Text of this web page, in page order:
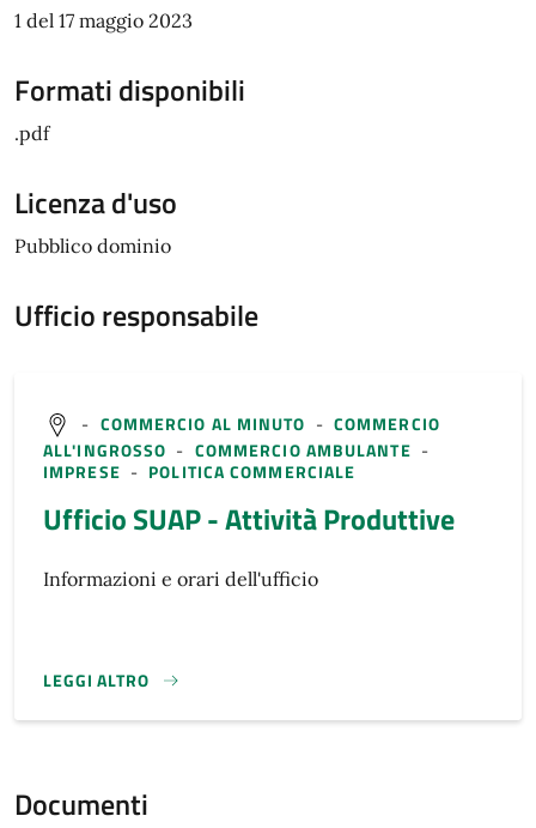
1 del 17 maggio 2023
Formati disponibili
.pdf
Licenza d'uso
Pubblico dominio
Ufficio responsabile
- COMMERCIO AL MINUTO - COMMERCIO
ALL'INGROSSO - COMMERCIO AMBULANTE -
IMPRESE - POLITICA COMMERCIALE
Ufficio SUAP - Attività Produttive
Informazioni e orari dell'ufficio
LEGGI ALTRO
}
Documenti